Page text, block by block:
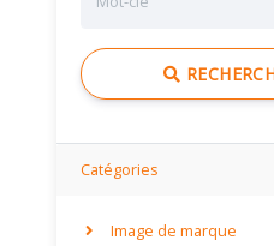
Catégories
Image de marque